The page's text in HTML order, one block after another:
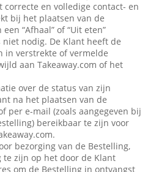
correcte en volledige contact- en
bij het plaatsen van de
“Afhaal” of “Uit eten”
nodig. De Klant heeft de
in verstrekte of vermelde
aan Takeaway.com of het
over de status van zijn
na het plaatsen van de
per e-mail (zoals aangegeven bij
bereikbaar te zijn voor
bezorging van de Bestelling,
zijn op het door de Klant
om de Bestelling in ontvangst